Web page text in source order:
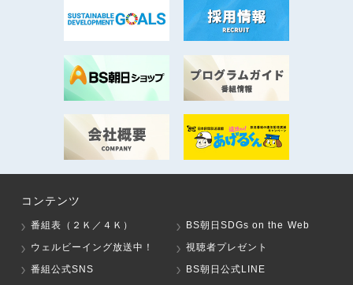
コンテンツ
番組表（２Ｋ／４Ｋ）
BS朝日SDGs on the Web
ウェルビーイング放送中！
視聴者プレゼント
番組公式SNS
BS朝日公式LINE